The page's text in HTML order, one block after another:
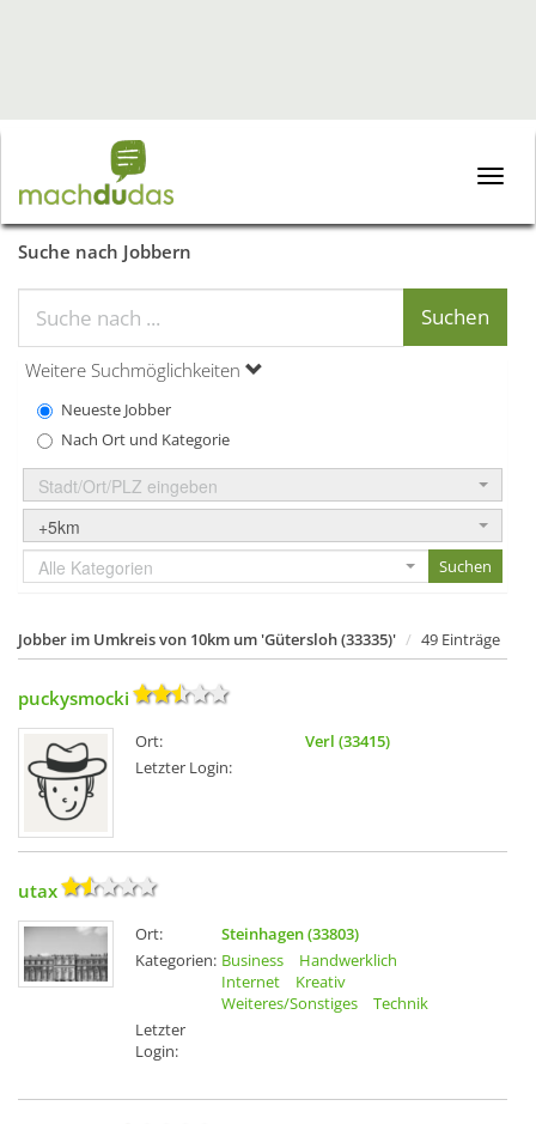
Toggle
Suche nach Jobbern
Weitere Suchmöglichkeiten
Neueste Jobber
Nach Ort und Kategorie
Stadt/Ort/PLZ eingeben
+5km
Alle Kategorien
Jobber im Umkreis von 10km um 'Gütersloh (33335)' 49 Einträge
puckysmocki
Ort:
Verl (33415)
Letzter Login:
utax
Ort:
Steinhagen (33803)
Kategorien: Business
Handwerklich
Internet
Kreativ
Weiteres/Sonstiges
Technik
Letzter
Login: